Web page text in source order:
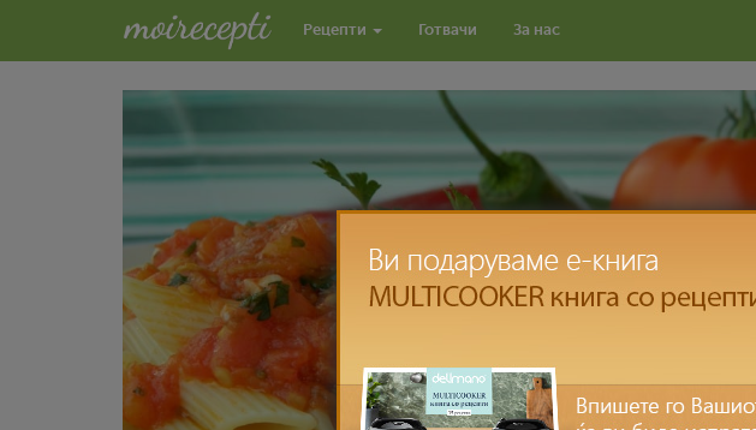
Рецепти Готвачи За нас